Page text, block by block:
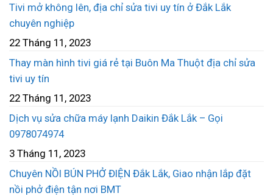
Tivi mở không lên, địa chỉ sửa tivi uy tín ở Đắk Lắk
chuyên nghiệp
22 Tháng 11, 2023
Thay màn hình tivi giá rẻ tại Buôn Ma Thuột địa chỉ sửa
tivi uy tín
22 Tháng 11, 2023
Dịch vụ sửa chữa máy lạnh Daikin Đắk Lắk – Gọi
0978074974
3 Tháng 11, 2023
Chuyên NỒI BÚN PHỞ ĐIỆN Đắk Lắk, Giao nhận lắp đặt
nồi phở điện tận nơi BMT